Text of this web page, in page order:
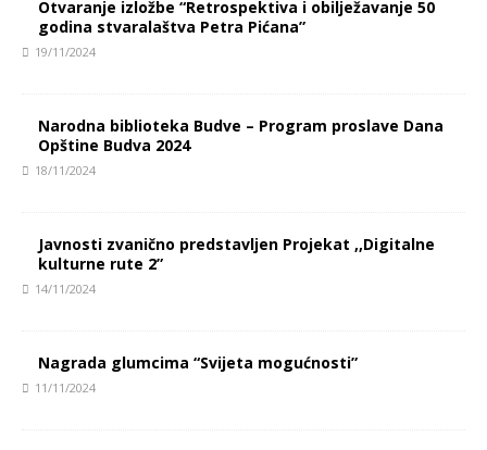
Otvaranje izložbe “Retrospektiva i obilježavanje 50
godina stvaralaštva Petra Pićana”
19/11/2024
Narodna biblioteka Budve – Program proslave Dana
Opštine Budva 2024
18/11/2024
Javnosti zvanično predstavljen Projekat ,,Digitalne
kulturne rute 2”
14/11/2024
Nagrada glumcima “Svijeta mogućnosti”
11/11/2024